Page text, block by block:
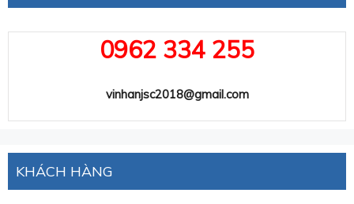
0962 334 255
vinhanjsc2018@gmail.com
KHÁCH HÀNG